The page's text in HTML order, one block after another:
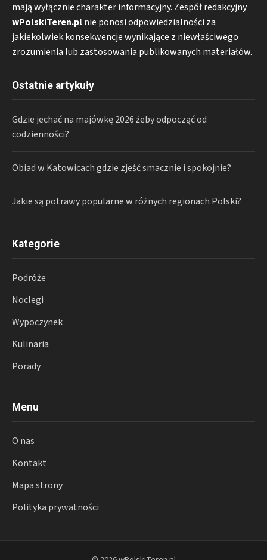
mają wyłącznie charakter informacyjny. Zespół redakcyjny
wPolskiTeren.plnie ponosi odpowiedzialności za
jakiekolwiek konsekwencje wynikające z niewłaściwego
zrozumienia lub zastosowania publikowanych materiałów.
Ostatnie artykuły
Gdzie jechać na majówkę 2026 żeby odpocząć od
codzienności?
Obiad w Katowicach gdzie zjeść smacznie i spokojnie?
Jakie są potrawy popularne w różnych regionach Polski?
Kategorie
Podróże
Noclegi
Wypoczynek
Kulinaria
Porady
Menu
O nas
Kontakt
Mapa strony
Polityka prywatności